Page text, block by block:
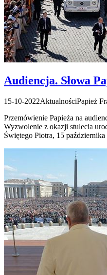
Audiencja. Słowa
15-10-2022AktualnościPapież
Przemówienie Papieża na
Wyzwolenie z okazji stulecia
Świętego Piotra, 15 października